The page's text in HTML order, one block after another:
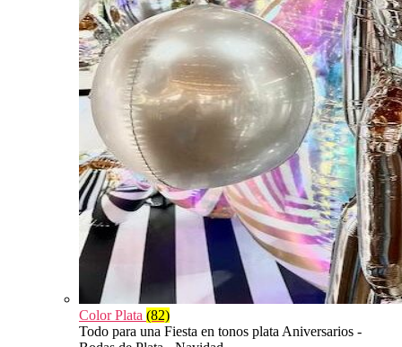
Color Plata (82)
Todo para una Fiesta en tonos plata Aniversarios -